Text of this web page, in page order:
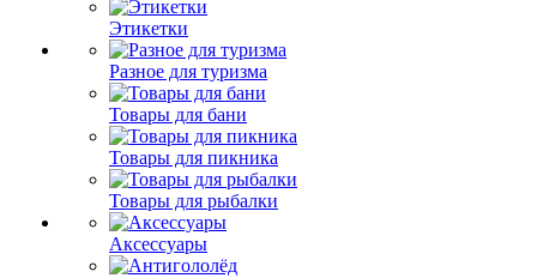
Этикетки
Разное для туризма
Товары для бани
Товары для пикника
Товары для рыбалки
Аксессуары